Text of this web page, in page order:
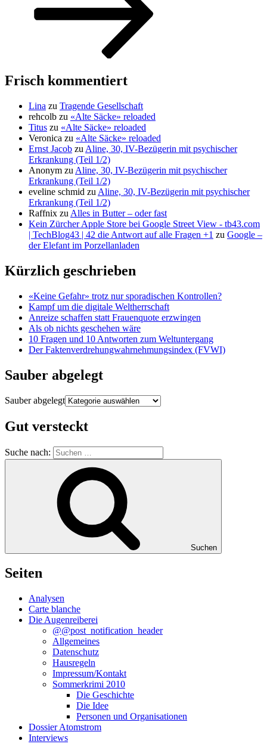
Frisch kommentiert
Lina zu Tragende Gesellschaft
rehcolb zu «Alte Säcke» reloaded
Titus zu «Alte Säcke» reloaded
Veronica zu «Alte Säcke» reloaded
Ernst Jacob zu Aline, 30, IV-Bezügerin mit psychischer
Erkrankung (Teil 1/2)
Anonym zu Aline, 30, IV-Bezügerin mit psychischer
Erkrankung (Teil 1/2)
eveline schmid zu Aline, 30, IV-Bezügerin mit psychischer
Erkrankung (Teil 1/2)
Raffnix zu Alles in Butter – oder fast
Kein Zürcher Apple Store bei Google Street View - tb43.com
| TechBlog43 | 42 die Antwort auf alle Fragen +1 zu Google –
der Elefant im Porzellanladen
Kürzlich geschrieben
«Keine Gefahr» trotz nur sporadischen Kontrollen?
Kampf um die digitale Weltherrschaft
Anreize schaffen statt Frauenquote erzwingen
Als ob nichts geschehen wäre
10 Fragen und 10 Antworten zum Weltuntergang
Der Faktenverdrehungwahrnehmungsindex (FVWI)
Sauber abgelegt
Sauber abgelegt
Gut versteckt
Suche nach:
Suchen
Seiten
Analysen
Carte blanche
Die Augenreiberei
@@post_notification_header
Allgemeines
Datenschutz
Hausregeln
Impressum/Kontakt
Sommerkrimi 2010
Die Geschichte
Die Idee
Personen und Organisationen
Dossier Atomstrom
Interviews